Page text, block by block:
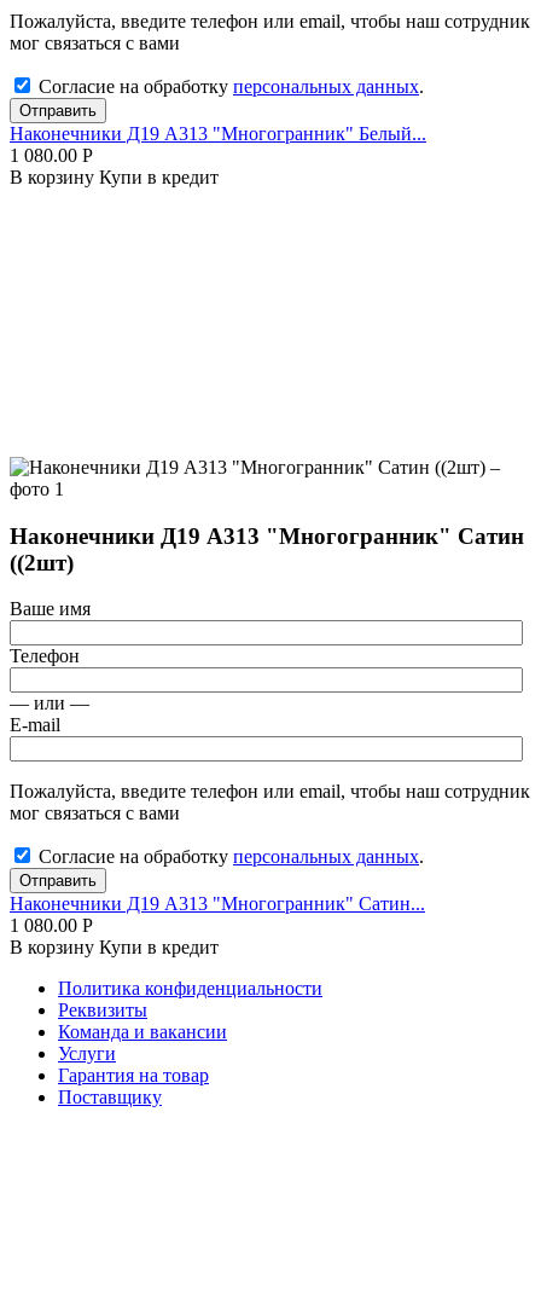
Пожалуйста, введите телефон или email, чтобы наш сотрудник
мог связаться с вами
Согласие на обработку персональных данных.
Отправить
Наконечники Д19 А313 "Многогранник" Белый...
1 080.00 Р
В корзину Купи в кредит
Наконечники Д19 А313 "Многогранник" Сатин
((2шт)
Ваше имя
Телефон
— или —
E-mail
Пожалуйста, введите телефон или email, чтобы наш сотрудник
мог связаться с вами
Согласие на обработку персональных данных.
Отправить
Наконечники Д19 А313 "Многогранник" Сатин...
1 080.00 Р
В корзину Купи в кредит
Политика конфиденциальности
Реквизиты
Команда и вакансии
Услуги
Гарантия на товар
Поставщику